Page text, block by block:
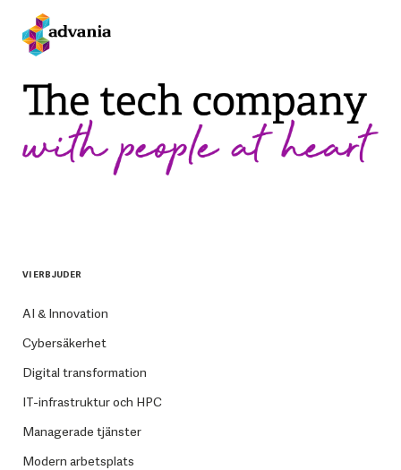
VI ERBJUDER
AI & Innovation
Cybersäkerhet
Digital transformation
IT-infrastruktur och HPC
Managerade tjänster
Modern arbetsplats